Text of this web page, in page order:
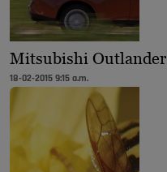
Mitsubishi
18-02-2015 9:15 a.m.